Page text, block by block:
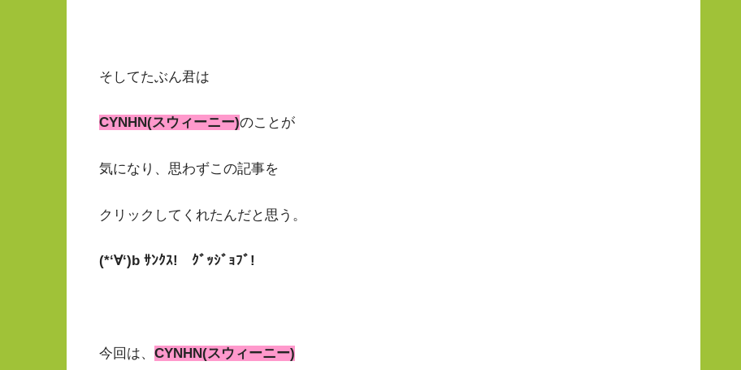
そしてたぶん君は
CYNHN(スウィーニー)のことが
気になり、思わずこの記事を
クリックしてくれたんだと思う。
(*‘∀‘)b ｻﾝｸｽ! ｸﾞｯｼﾞｮﾌﾞ!
今回は、 CYNHN(スウィーニー)